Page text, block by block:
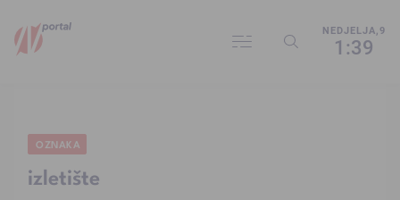
NEDJELJA,9
1:39
OZNAKA
izletište